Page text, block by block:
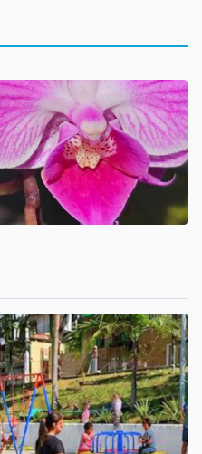
da Praça Antônio